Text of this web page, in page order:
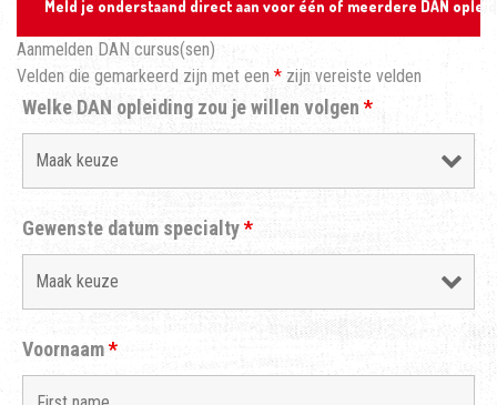
Meld je onderstaand direct aan voor één of meerdere DAN
Aanmelden DAN cursus(sen)
Velden die gemarkeerd zijn met een * zijn vereiste velden
Welke DAN opleiding zou je willen volgen *
Gewenste datum specialty*
Voornaam*